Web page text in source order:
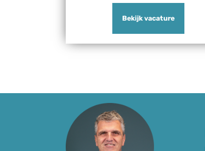
Bekijk vacature